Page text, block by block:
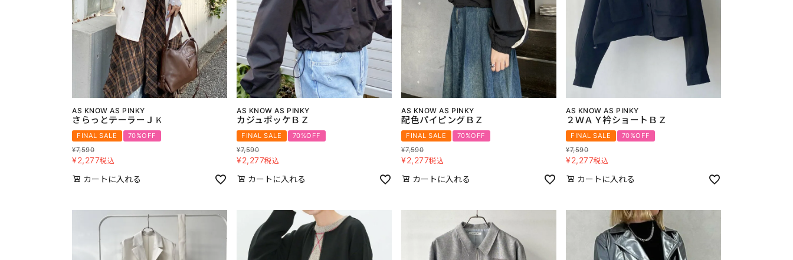
AS KNOW AS PINKY
さらっとテーラーＪＫ
FINAL SALE
70%OFF
¥7,590
¥2,277税込
カートに入れる
AS KNOW AS PINKY
カジュポッケＢＺ
FINAL SALE
70%OFF
¥7,590
¥2,277税込
カートに入れる
AS KNOW AS PINKY
配色パイピングＢＺ
FINAL SALE
70%OFF
¥7,590
¥2,277税込
カートに入れる
AS KNOW AS PINKY
２ＷＡＹ衿ショートＢＺ
FINAL SALE
70%OFF
¥7,590
¥2,277税込
カートに入れる